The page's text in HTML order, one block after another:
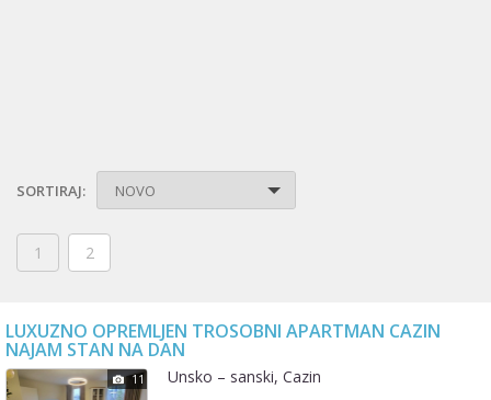
SORTIRAJ: NOVO
1 2
LUXUZNO OPREMLJEN TROSOBNI APARTMAN CAZIN
NAJAM STAN NA DAN
11 Unsko – sanski, Cazin